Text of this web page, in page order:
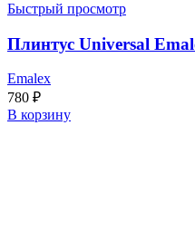
Быстрый просмотр
Плинтус Universal
Emalex
780 ₽
В корзину